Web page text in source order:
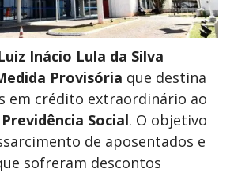
Inácio Lula da Silva
Provisória que destina
em crédito extraordinário ao
Social. O objetivo
de aposentados e
sofreram descontos